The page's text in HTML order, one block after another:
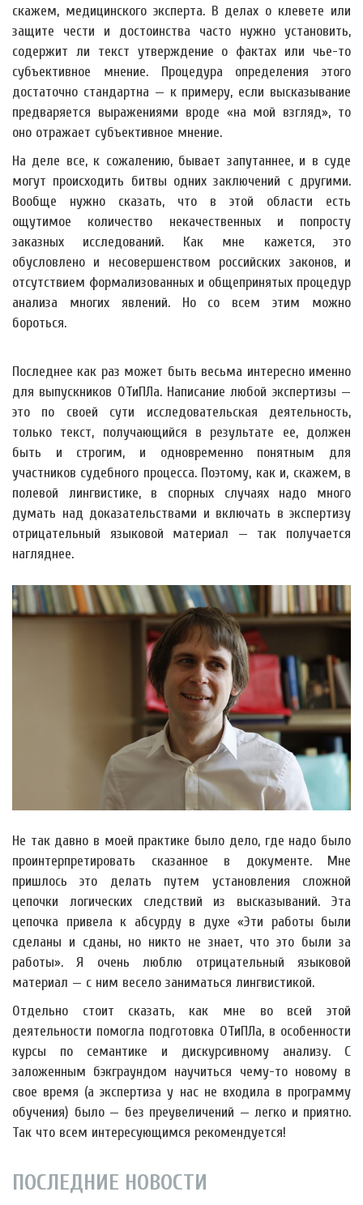
скажем, медицинского эксперта. В делах о клевете или
защите чести и достоинства часто нужно установить,
содержит ли текст утверждение о фактах или чье-то
субъективное мнение. Процедура определения этого
достаточно стандартна — к примеру, если высказывание
предваряется выражениями вроде «на мой взгляд», то
оно отражает субъективное мнение.
На деле все, к сожалению, бывает запутаннее, и в суде
могут происходить битвы одних заключений с другими.
Вообще нужно сказать, что в этой области есть
ощутимое количество некачественных и попросту
заказных исследований. Как мне кажется, это
обусловлено и несовершенством российских законов, и
отсутствием формализованных и общепринятых процедур
анализа многих явлений. Но со всем этим можно
бороться.
Последнее как раз может быть весьма интересно именно
для выпускников ОТиПЛа. Написание любой экспертизы —
это по своей сути исследовательская деятельность,
только текст, получающийся в результате ее, должен
быть и строгим, и одновременно понятным для
участников судебного процесса. Поэтому, как и, скажем, в
полевой лингвистике, в спорных случаях надо много
думать над доказательствами и включать в экспертизу
отрицательный языковой материал — так получается
нагляднее.
Не так давно в моей практике было дело, где надо было
проинтерпретировать сказанное в документе. Мне
пришлось это делать путем установления сложной
цепочки логических следствий из высказываний. Эта
цепочка привела к абсурду в духе «Эти работы были
сделаны и сданы, но никто не знает, что это были за
работы». Я очень люблю отрицательный языковой
материал — с ним весело заниматься лингвистикой.
Отдельно стоит сказать, как мне во всей этой
деятельности помогла подготовка ОТиПЛа, в особенности
курсы по семантике и дискурсивному анализу. С
заложенным бэкграундом научиться чему-то новому в
свое время (а экспертиза у нас не входила в программу
обучения) было — без преувеличений — легко и приятно.
Так что всем интересующимся рекомендуется!
ПОСЛЕДНИЕ НОВОСТИ